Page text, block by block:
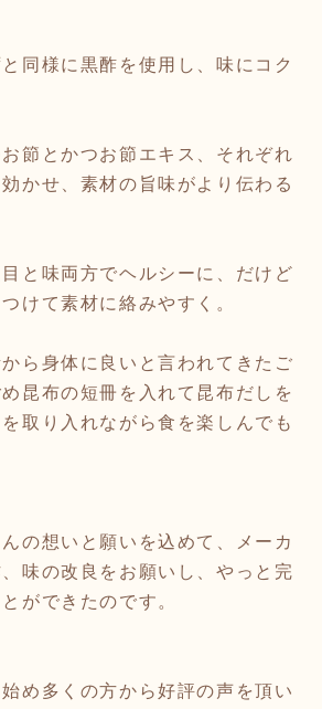
同様に黒酢を使用し、味にコク
節とかつお節エキス、それぞれ
かせ、素材の旨味がより伝わる
と味両方でヘルシーに、だけど
けて素材に絡みやすく。
ら身体に良いと言われてきたご
昆布の短冊を入れて昆布だしを
取り入れながら食を楽しんでも
の想いと願いを込めて、メーカ
味の改良をお願いし、やっと完
ができたのです。
め多くの方から好評の声を頂い